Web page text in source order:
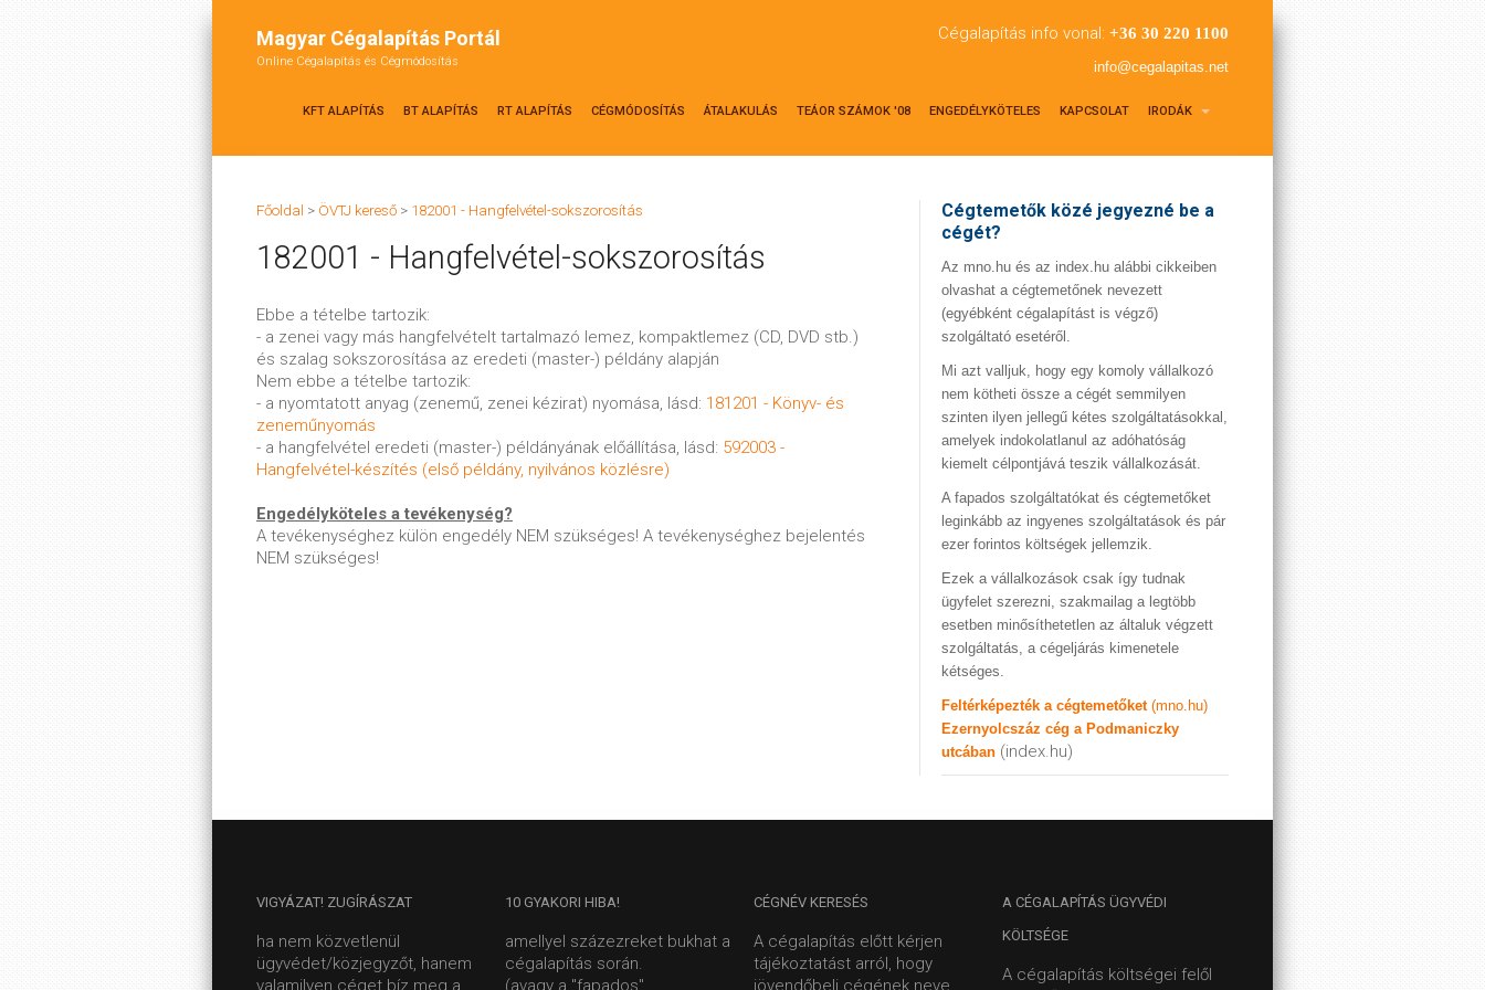
Magyar Cégalapítás Portál
Online Cégalapítás és Cégmódosítás
Cégalapítás info vonal: +36 30 220 1100
info@cegalapitas.net
KFT ALAPÍTÁS BT ALAPÍTÁS RT ALAPÍTÁS CÉGMÓDOSÍTÁS ÁTALAKULÁS TEÁOR SZÁMOK '08 ENGEDÉLYKÖTELES KAPCSOLAT IRODÁK
Főoldal > ÖVTJ kereső > 182001 - Hangfelvétel-sokszorosítás
182001 - Hangfelvétel-sokszorosítás
Ebbe a tételbe tartozik:
- a zenei vagy más hangfelvételt tartalmazó lemez, kompaktlemez (CD, DVD stb.)
és szalag sokszorosítása az eredeti (master-) példány alapján
Nem ebbe a tételbe tartozik:
- a nyomtatott anyag (zenemű, zenei kézirat) nyomása, lásd: 181201 - Könyv- és
zeneműnyomás
- a hangfelvétel eredeti (master-) példányának előállítása, lásd: 592003 -
Hangfelvétel-készítés (első példány, nyilvános közlésre)
Engedélyköteles a tevékenység?
A tevékenységhez külön engedély NEM szükséges! A tevékenységhez bejelentés
NEM szükséges!
Cégtemetők közé jegyezné be a
cégét?
Az mno.hu és az index.hu alábbi cikkeiben
olvashat a cégtemetőnek nevezett
(egyébként cégalapítást is végző)
szolgáltató esetéről.
Mi azt valljuk, hogy egy komoly vállalkozó
nem kötheti össze a cégét semmilyen
szinten ilyen jellegű kétes szolgáltatásokkal,
amelyek indokolatlanul az adóhatóság
kiemelt célpontjává teszik vállalkozását.
A fapados szolgáltatókat és cégtemetőket
leginkább az ingyenes szolgáltatások és pár
ezer forintos költségek jellemzik.
Ezek a vállalkozások csak így tudnak
ügyfelet szerezni, szakmailag a legtöbb
esetben minősíthetetlen az általuk végzett
szolgáltatás, a cégeljárás kimenetele
kétséges.
Feltérképezték a cégtemetőket (mno.hu)
Ezernyolcszáz cég a Podmaniczky
utcában (index.hu)
VIGYÁZAT! ZUGÍRÁSZAT
ha nem közvetlenül
ügyvédet/közjegyzőt, hanem
valamilyen céget bíz meg a
10 GYAKORI HIBA!
amellyel százezreket bukhat a
cégalapítás során.
(avagy a "fapados"
CÉGNÉV KERESÉS
A cégalapítás előtt kérjen
tájékoztatást arról, hogy
jövendőbeli cégének neve
A CÉGALAPÍTÁS ÜGYVÉDI
KÖLTSÉGE
A cégalapítás költségei felől